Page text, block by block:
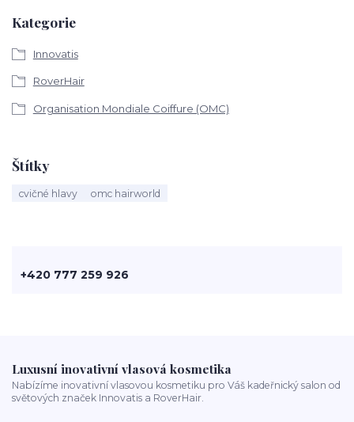
Kategorie
Innovatis
RoverHair
Organisation Mondiale Coiffure (OMC)
Štítky
cvičné hlavy omc hairworld
+420 777 259 926
Luxusní inovativní vlasová kosmetika
Nabízíme inovativní vlasovou kosmetiku pro Váš kadeřnický salon od
světových značek Innovatis a RoverHair.